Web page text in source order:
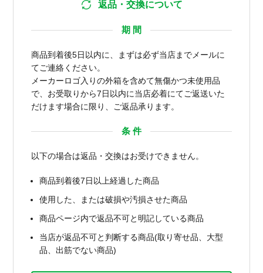
返品・交換について
期 間
商品到着後5日以内に、まずは必ず当店までメールに
てご連絡ください。
メーカーロゴ入りの外箱を含めて無傷かつ未使用品
で、お受取りから7日以内に当店必着にてご返送いた
だけます場合に限り、ご返品承ります。
条 件
以下の場合は返品・交換はお受けできません。
商品到着後7日以上経過した商品
使用した、または破損や汚損させた商品
商品ページ内で返品不可と明記している商品
当店が返品不可と判断する商品(取り寄せ品、大型
品、出筋でない商品)